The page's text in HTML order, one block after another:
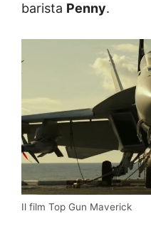
barista Penny.
Il film Top Gun Maverick